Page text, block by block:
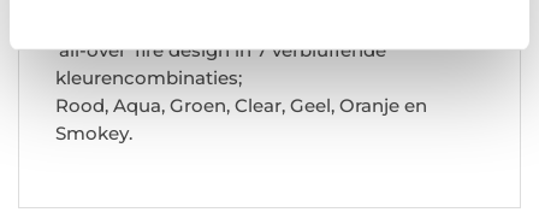
‘all-over’ fire design in 7 verbluffende
kleurencombinaties;
Rood, Aqua, Groen, Clear, Geel, Oranje en
Smokey.